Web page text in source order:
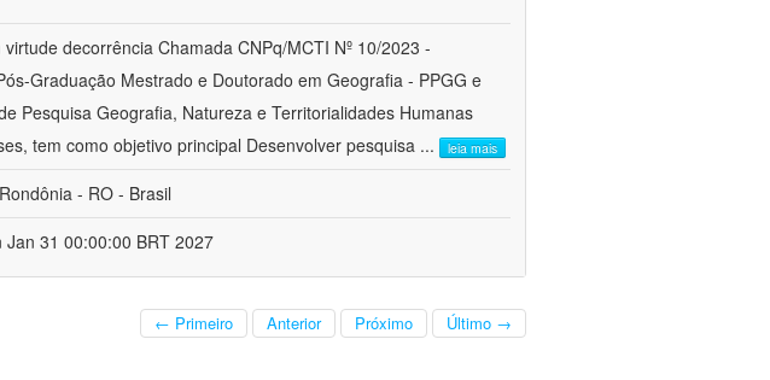
decorrência Chamada CNPq/MCTI Nº 10/2023 -
Graduação Mestrado e Doutorado em Geografia - PPGG e
Pesquisa Geografia, Natureza e Territorialidades Humanas 
tem como objetivo principal Desenvolver pesquisa ... leia mais
- RO - Brasil
31 00:00:00 BRT 2027
← Primeiro Anterior Próximo Último →